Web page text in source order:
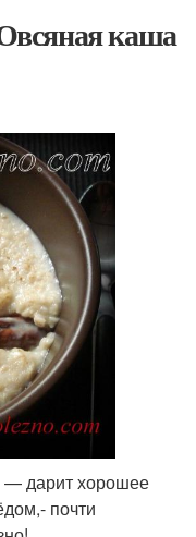
каша
— дарит хорошее
почти